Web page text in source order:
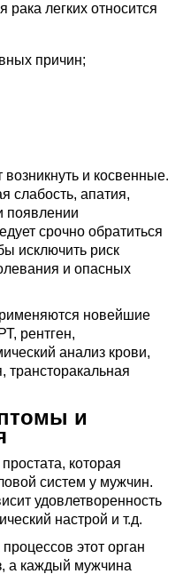
легких относится
причин;
и косвенные.
слабость, апатия,
появлении
срочно обратиться
исключить риск
и опасных
новейшие
рентген,
анализ крови,
трансторакальная
и
которая
систем у мужчин.
удовлетворенность
настрой и т.д.
этот орган
а каждый мужчина